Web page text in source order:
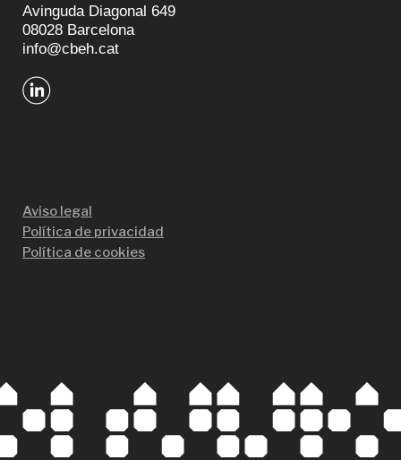
Avinguda Diagonal 649
08028 Barcelona
info@cbeh.cat
Aviso legal
Política de privacidad
Política de cookies